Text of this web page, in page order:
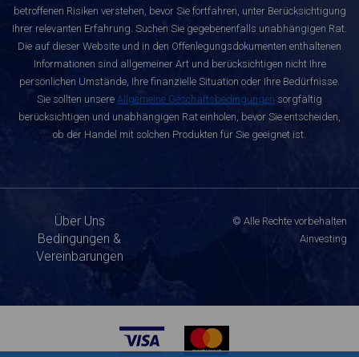
betroffenen Risiken verstehen, bevor Sie fortfahren, unter Berücksichtigung
Ihrer relevanten Erfahrung. Suchen Sie gegebenenfalls unabhängigen Rat.
Die auf dieser Website und in den Offenlegungsdokumenten enthaltenen
Informationen sind allgemeiner Art und berücksichtigen nicht Ihre
persönlichen Umstände, Ihre finanzielle Situation oder Ihre Bedürfnisse.
Sie sollten unsere Allgemeine Geschäftsbedingungen sorgfältig
berücksichtigen und unabhängigen Rat einholen, bevor Sie entscheiden,
ob der Handel mit solchen Produkten für Sie geeignet ist.
Über Uns
Bedingungen &
Vereinbarungen
© Alle Rechte vorbehalten
Ainvesting